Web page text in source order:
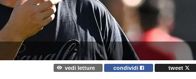
vedi letture condividi tweet